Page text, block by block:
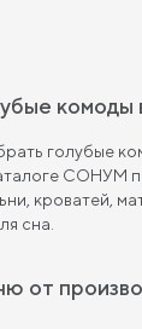
комоды
голубые
СОНУМ
кроватей,
сна.
от